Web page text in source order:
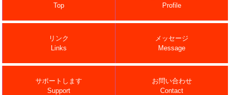
Top
Profile
リンク
Links
メッセージ
Message
サポートします
Support
お問い合わせ
Contact